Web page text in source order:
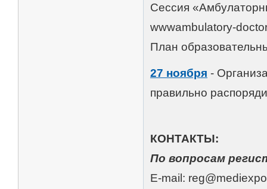
Сессия
wwwambulatory-
План
27 ноября -
правильно
КОНТАКТЫ:
По вопросам
E-mail: